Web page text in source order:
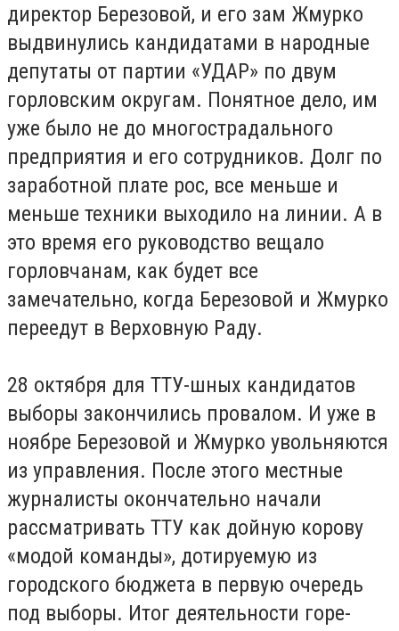
директор Березовой, и его зам Жмурко
выдвинулись кандидатами в народные
депутаты от партии «УДАР» по двум
горловским округам. Понятное дело, им
уже было не до многострадального
предприятия и его сотрудников. Долг по
заработной плате рос, все меньше и
меньше техники выходило на линии. А в
это время его руководство вещало
горловчанам, как будет все
замечательно, когда Березовой и Жмурко
переедут в Верховную Раду.
28 октября для ТТУ-шных кандидатов
выборы закончились провалом. И уже в
ноябре Березовой и Жмурко увольняются
из управления. После этого местные
журналисты окончательно начали
рассматривать ТТУ как дойную корову
«модой команды», дотируемую из
городского бюджета в первую очередь
под выборы. Итог деятельности горе-